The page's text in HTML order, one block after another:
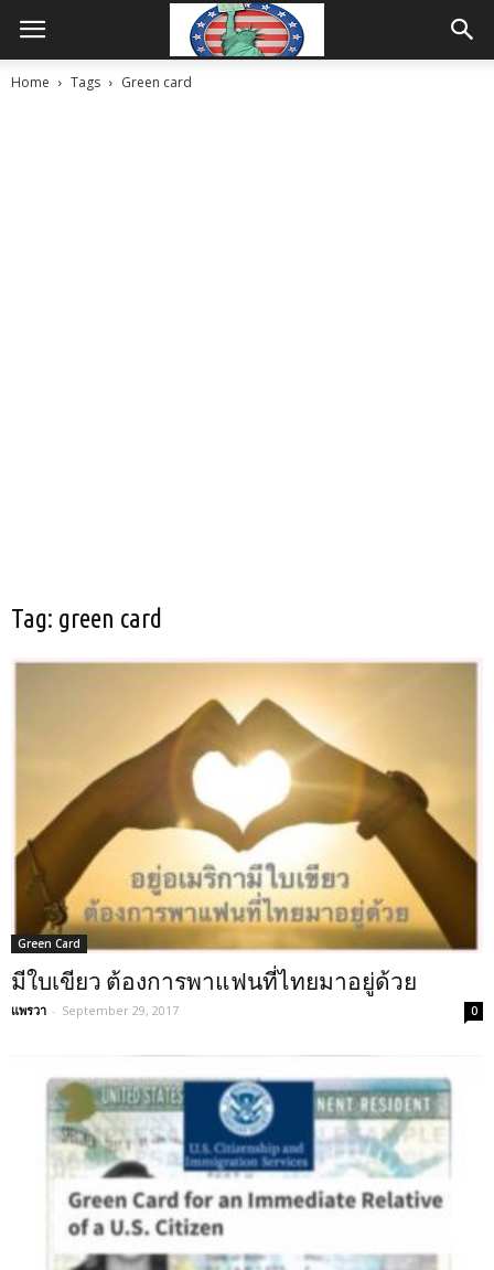
Home Tags Green card
Tag: green card
Green Card
มีใบเขียว ต้องการพาแฟนที่ไทยมาอยู่ด้วย
แพรวา - September 29, 2017 0